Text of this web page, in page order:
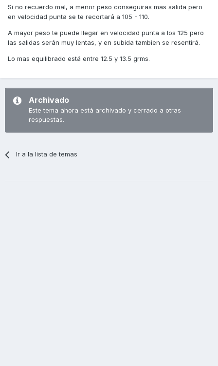
Si no recuerdo mal, a menor peso conseguiras mas salida pero
en velocidad punta se te recortará a 105 - 110.
A mayor peso te puede llegar en velocidad punta a los 125 pero
las salidas serán muy lentas, y en subida tambien se resentirá.
Lo mas equilibrado está entre 12.5 y 13.5 grms.
Archivado
Este tema ahora está archivado y cerrado a otras
respuestas.
Ir a la lista de temas